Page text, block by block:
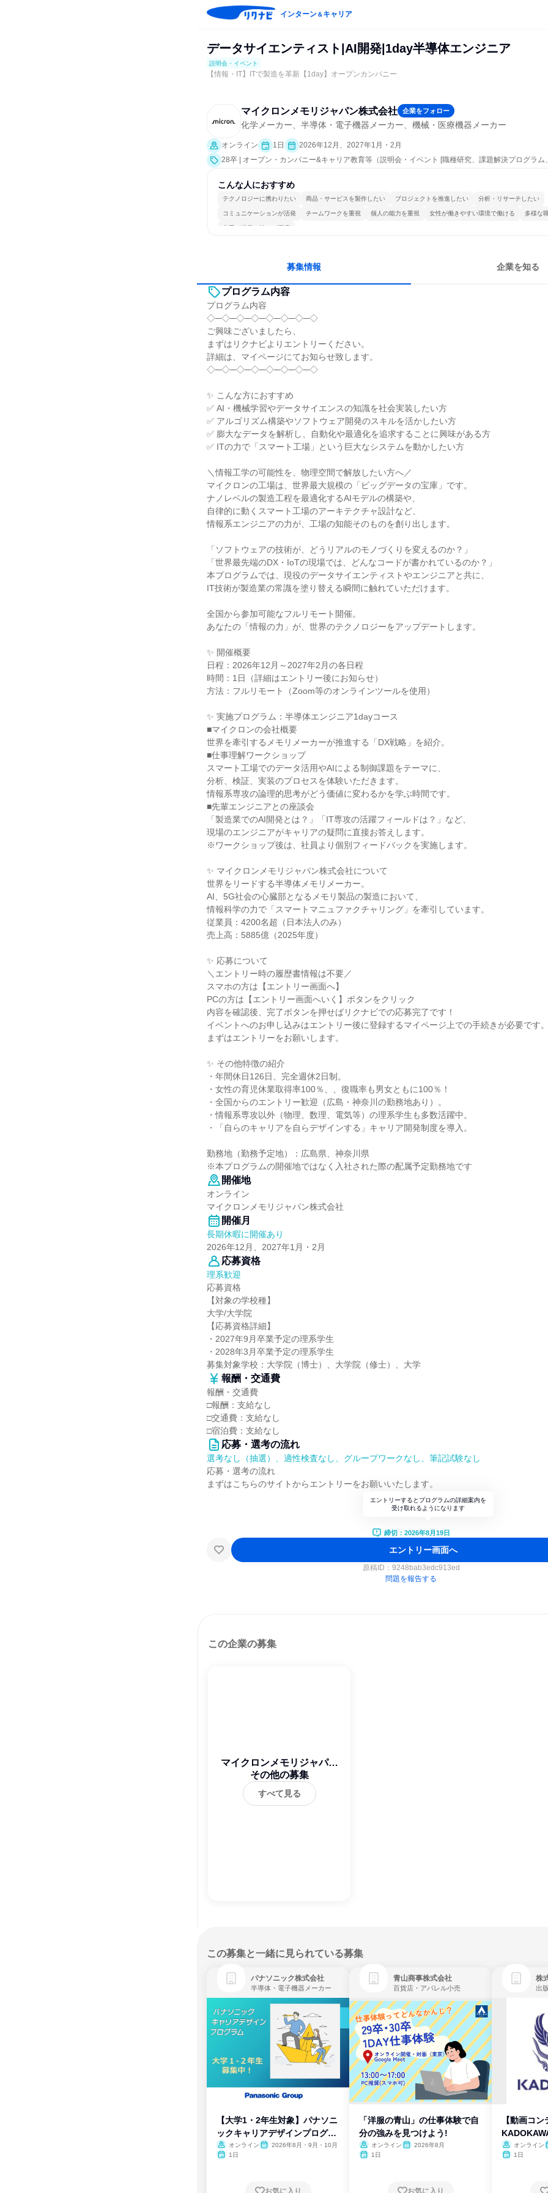
インターン＆キャリア
データサイエンティスト|AI開発|1day半導体エンジニア
説明会・イベント
【情報・IT】ITで製造を革新【1day】オープンカンパニー
マイクロンメモリジャパン株式会社 企業をフォロー
化学メーカー、半導体・電子機器メーカー、機械・医療機器メーカー
オンライン 1日
2026年12月、2027年1月・2月
28卒 | オープン・カンパニー&キャリア教育等（説明会・イベント [職種研究、課題解決プログラム
こんな人におすすめ
テクノロジーに携わりたい 商品・サービスを製作したい プロジェクトを推進したい 分析・リサーチしたい
コミュニケーションが活発 チームワークを重視 個人の能力を重視 女性が働きやすい環境で働ける 多様な
若手が裁量を持てる環境
募集情報 企業を知る
プログラム内容
プログラム内容
◇─◇─◇─◇─◇─◇─◇─◇
ご興味ございましたら、
まずはリクナビよりエントリーください。
詳細は、マイページにてお知らせ致します。
◇─◇─◇─◇─◇─◇─◇─◇
✨ こんな方におすすめ
✅ AI・機械学習やデータサイエンスの知識を社会実装したい方
✅ アルゴリズム構築やソフトウェア開発のスキルを活かしたい方
✅ 膨大なデータを解析し、自動化や最適化を追求することに興味がある方
✅ ITの力で「スマート工場」という巨大なシステムを動かしたい方
＼情報工学の可能性を、物理空間で解放したい方へ／
マイクロンの工場は、世界最大規模の「ビッグデータの宝庫」です。
ナノレベルの製造工程を最適化するAIモデルの構築や、
自律的に動くスマート工場のアーキテクチャ設計など、
情報系エンジニアの力が、工場の知能そのものを創り出します。
「ソフトウェアの技術が、どうリアルのモノづくりを変えるのか？」
「世界最先端のDX・IoTの現場では、どんなコードが書かれているのか？」
本プログラムでは、現役のデータサイエンティストやエンジニアと共に、
IT技術が製造業の常識を塗り替える瞬間に触れていただけます。
全国から参加可能なフルリモート開催。
あなたの「情報の力」が、世界のテクノロジーをアップデートします。
✨ 開催概要
日程：2026年12月～2027年2月の各日程
時間：1日（詳細はエントリー後にお知らせ）
方法：フルリモート（Zoom等のオンラインツールを使用）
✨ 実施プログラム：半導体エンジニア1dayコース
■マイクロンの会社概要
世界を牽引するメモリメーカーが推進する「DX戦略」を紹介。
■仕事理解ワークショップ
スマート工場でのデータ活用やAIによる制御課題をテーマに、
分析、検証、実装のプロセスを体験いただきます。
情報系専攻の論理的思考がどう価値に変わるかを学ぶ時間です。
■先輩エンジニアとの座談会
「製造業でのAI開発とは？」「IT専攻の活躍フィールドは？」など、
現場のエンジニアがキャリアの疑問に直接お答えします。
※ワークショップ後は、社員より個別フィードバックを実施します。
✨ マイクロンメモリジャパン株式会社について
世界をリードする半導体メモリメーカー。
AI、5G社会の心臓部となるメモリ製品の製造において、
情報科学の力で「スマートマニュファクチャリング」を牽引しています。
従業員：4200名超（日本法人のみ）
売上高：5885億（2025年度）
✨ 応募について
＼エントリー時の履歴書情報は不要／
スマホの方は【エントリー画面へ】
PCの方は【エントリー画面へいく】ボタンをクリック
内容を確認後、完了ボタンを押せばリクナビでの応募完了です！
イベントへのお申し込みはエントリー後に登録するマイページ上での手続きが必要です。
まずはエントリーをお願いします。
✨ その他特徴の紹介
・年間休日126日、完全週休2日制。
・女性の育児休業取得率100％、、復職率も男女ともに100％！
・全国からのエントリー歓迎（広島・神奈川の勤務地あり）。
・情報系専攻以外（物理、数理、電気等）の理系学生も多数活躍中。
・「自らのキャリアを自らデザインする」キャリア開発制度を導入。
勤務地（勤務予定地）：広島県、神奈川県
※本プログラムの開催地ではなく入社された際の配属予定勤務地です
開催地
オンライン
マイクロンメモリジャパン株式会社
開催月
長期休暇に開催あり
2026年12月、2027年1月・2月
応募資格
理系歓迎
応募資格
【対象の学校種】
大学/大学院
【応募資格詳細】
・2027年9月卒業予定の理系学生
・2028年3月卒業予定の理系学生
募集対象学校：大学院（博士）、大学院（修士）、大学
報酬・交通費
報酬・交通費
□報酬：支給なし
□交通費：支給なし
□宿泊費：支給なし
応募・選考の流れ
選考なし（抽選）、適性検査なし、グループワークなし、筆記試験なし
応募・選考の流れ
まずはこちらのサイトからエントリーをお願いいたします。
エントリーするとプログラムの詳細案内を
受け取れるようになります
締切：2026年8月19日
エントリー画面へ
原稿ID： 9248bab3edc913ed
問題を報告する
この企業の募集
マイクロンメモリジャパン
株式会社
その他の募集
すべて見る
この募集と一緒に見られている募集
パナソニック株式会社
半導体・電子機器メーカー
【大学1・2年生対象】パナソニ
ックキャリアデザインプログラ
ム
オンライン
2026年8月・9月・10月
1日
青山商事株式会社
百貨店・アパレル小売
「洋服の青山」の仕事体験で自
分の強みを見つけよう!
オンライン
2026年8月
1日
株
出
【動画コン
オンライン
1日